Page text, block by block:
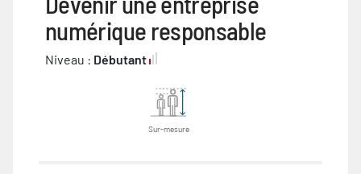
numérique responsable
Niveau : Débutant
Sur-mesure